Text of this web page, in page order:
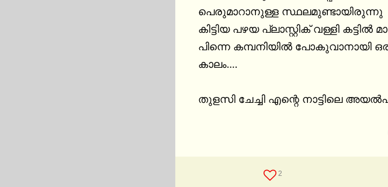
പെരുമാറാനുള്ള സ്ഥലമുണ്ടായിരുന്നു
കിട്ടിയ പഴയ പ്ലാസ്റ്റിക് വള്ളി കട്ടിൽ
പിന്നെ കമ്പനിയിൽ
കാലം….
തുളസി ചേച്ചി എന്റെ നാട്ടിലെ
2